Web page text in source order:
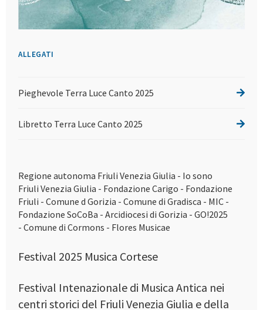
ALLEGATI
Pieghevole Terra Luce Canto 2025
Libretto Terra Luce Canto 2025
Regione autonoma Friuli Venezia Giulia - Io sono
Friuli Venezia Giulia - Fondazione Carigo - Fondazione
Friuli - Comune d Gorizia - Comune di Gradisca - MIC -
Fondazione SoCoBa - Arcidiocesi di Gorizia - GO!2025
- Comune di Cormons - Flores Musicae
Festival 2025 Musica Cortese
Festival Intenazionale di Musica Antica nei
centri storici del Friuli Venezia Giulia e della